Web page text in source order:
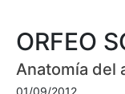
ORFEO
Anatomía del
01/09/2012